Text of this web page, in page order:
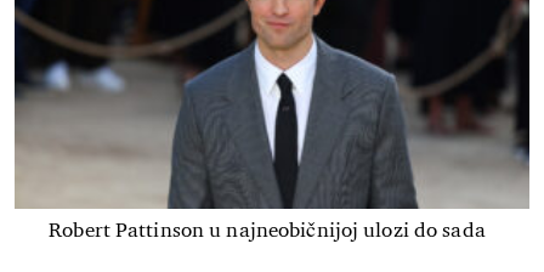
Robert Pattinson u najneobičnijoj ulozi do sada